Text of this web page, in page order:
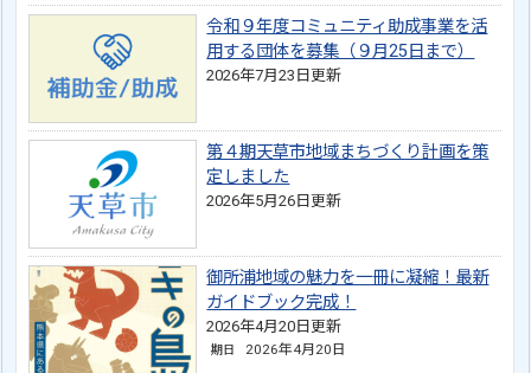
令和９年度コミュニティ助成事業を活
用する団体を募集（９月25日まで）
2026年7月23日更新
第４期天草市地域まちづくり計画を策
定しました
2026年5月26日更新
御所浦地域の魅力を一冊に凝縮！最新
ガイドブック完成！
2026年4月20日更新
期日 2026年4月20日